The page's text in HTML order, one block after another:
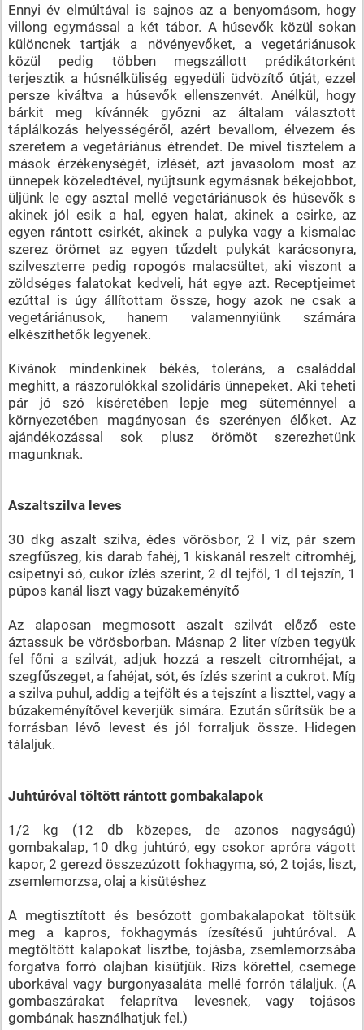
Ennyi év elmúltával is sajnos az a benyomásom, hogy
villong egymással a két tábor. A húsevők közül sokan
különcnek tartják a növényevőket, a vegetáriánusok
közül pedig többen megszállott prédikátorként
terjesztik a húsnélküliség egyedüli üdvözítő útját, ezzel
persze kiváltva a húsevők ellenszenvét. Anélkül, hogy
bárkit meg kívánnék győzni az általam választott
táplálkozás helyességéről, azért bevallom, élvezem és
szeretem a vegetáriánus étrendet. De mivel tisztelem a
mások érzékenységét, ízlését, azt javasolom most az
ünnepek közeledtével, nyújtsunk egymásnak békejobbot,
üljünk le egy asztal mellé vegetáriánusok és húsevők s
akinek jól esik a hal, egyen halat, akinek a csirke, az
egyen rántott csirkét, akinek a pulyka vagy a kismalac
szerez örömet az egyen tűzdelt pulykát karácsonyra,
szilveszterre pedig ropogós malacsültet, aki viszont a
zöldséges falatokat kedveli, hát egye azt. Receptjeimet
ezúttal is úgy állítottam össze, hogy azok ne csak a
vegetáriánusok, hanem valamennyiünk számára
elkészíthetők legyenek.
Kívánok mindenkinek békés, toleráns, a családdal
meghitt, a rászorulókkal szolidáris ünnepeket. Aki teheti
pár jó szó kíséretében lepje meg süteménnyel a
környezetében magányosan és szerényen élőket. Az
ajándékozással sok plusz örömöt szerezhetünk
magunknak.
Aszaltszilva leves
30 dkg aszalt szilva, édes vörösbor, 2 l víz, pár szem
szegfűszeg, kis darab fahéj, 1 kiskanál reszelt citromhéj,
csipetnyi só, cukor ízlés szerint, 2 dl tejföl, 1 dl tejszín, 1
púpos kanál liszt vagy búzakeményítő
Az alaposan megmosott aszalt szilvát előző este
áztassuk be vörösborban. Másnap 2 liter vízben tegyük
fel főni a szilvát, adjuk hozzá a reszelt citromhéjat, a
szegfűszeget, a fahéjat, sót, és ízlés szerint a cukrot. Míg
a szilva puhul, addig a tejfölt és a tejszínt a liszttel, vagy a
búzakeményítővel keverjük simára. Ezután sűrítsük be a
forrásban lévő levest és jól forraljuk össze. Hidegen
tálaljuk.
Juhtúróval töltött rántott gombakalapok
1/2 kg (12 db közepes, de azonos nagyságú)
gombakalap, 10 dkg juhtúró, egy csokor apróra vágott
kapor, 2 gerezd összezúzott fokhagyma, só, 2 tojás, liszt,
zsemlemorzsa, olaj a kisütéshez
A megtisztított és besózott gombakalapokat töltsük
meg a kapros, fokhagymás ízesítésű juhtúróval. A
megtöltött kalapokat lisztbe, tojásba, zsemlemorzsába
forgatva forró olajban kisütjük. Rizs körettel, csemege
uborkával vagy burgonyasaláta mellé forrón tálaljuk. (A
gombaszárakat felaprítva levesnek, vagy tojásos
gombának használhatjuk fel.)